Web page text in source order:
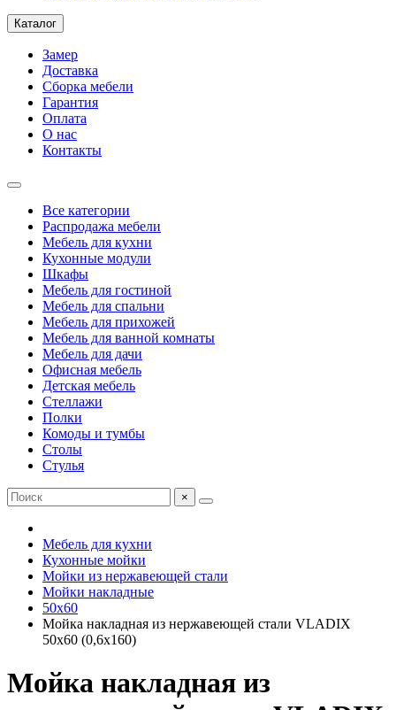
Каталог
Замер
Доставка
Сборка мебели
Гарантия
Оплата
О нас
Контакты
Все категории
Распродажа мебели
Мебель для кухни
Кухонные модули
Шкафы
Мебель для гостиной
Мебель для спальни
Мебель для прихожей
Мебель для ванной комнаты
Мебель для дачи
Офисная мебель
Детская мебель
Стеллажи
Полки
Комоды и тумбы
Столы
Стулья
×
Мебель для кухни
Кухонные мойки
Мойки из нержавеющей стали
Мойки накладные
50х60
Мойка накладная из нержавеющей стали VLADIX
50х60 (0,6х160)
Мойка накладная из